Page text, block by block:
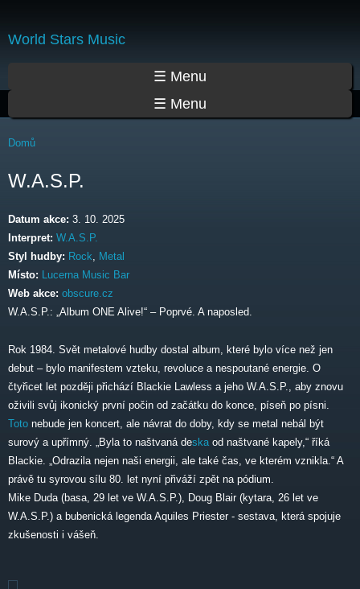
World Stars Music
☰ Menu
☰ Menu
Jste zde
Domů
W.A.S.P.
Datum akce: 3. 10. 2025
Interpret: W.A.S.P.
Styl hudby: Rock
Metal
Místo:
Lucerna Music Bar
Web akce: obscure.cz
W.A.S.P.: „Album ONE Alive!“ – Poprvé. A naposled.
Rok 1984. Svět metalové hudby dostal album, které bylo více než jen
debut – bylo manifestem vzteku, revoluce a nespoutané energie. O
čtyřicet let později přichází Blackie Lawless a jeho W.A.S.P., aby znovu
oživili svůj ikonický první počin od začátku do konce, píseň po písni.
Toto nebude jen koncert, ale návrat do doby, kdy se metal nebál být
surový a upřímný. „Byla to naštvaná deska od naštvané kapely,“ říká
Blackie. „Odrazila nejen naši energii, ale také čas, ve kterém vznikla.“ A
právě tu syrovou sílu 80. let nyní přiváží zpět na pódium.
Mike Duda (basa, 29 let ve W.A.S.P.), Doug Blair (kytara, 26 let ve
W.A.S.P.) a bubenická legenda Aquiles Priester - sestava, která spojuje
zkušenosti i vášeň.